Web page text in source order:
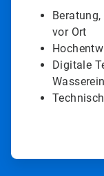
vor Ort
Digitale